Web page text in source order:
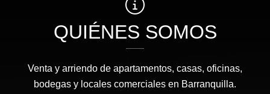
QUIÉNES SOMOS
Venta y arriendo de apartamentos, casas, oficinas,
bodegas y locales comerciales en Barranquilla.